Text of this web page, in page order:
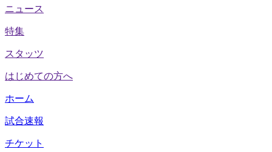
ニュース
特集
スタッツ
はじめての方へ
ホーム
試合速報
チケット